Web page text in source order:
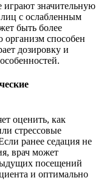
играют значительную
с ослабленным
быть более
организм способен
дозировку и
оценить, как
стрессовые
ранее седация не
врач может
посещений
и оптимально